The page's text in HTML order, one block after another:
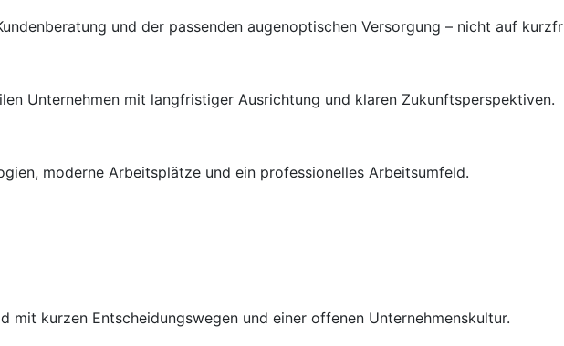
und der passenden augenoptischen Versorgung – nicht auf
Unternehmen mit langfristiger Ausrichtung und klaren Zukunftsperspektiven.
moderne Arbeitsplätze und ein professionelles Arbeitsumfeld.
mit kurzen Entscheidungswegen und einer offenen Unternehmenskultur.